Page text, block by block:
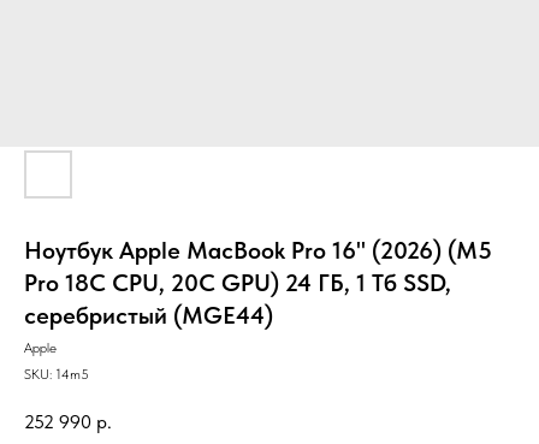
Ноутбук Apple MacBook Pro 16" (2026) (M5
Pro 18C CPU, 20C GPU) 24 ГБ, 1 Тб SSD,
серебристый (MGE44)
Apple
SKU: 14m5
252 990 р.